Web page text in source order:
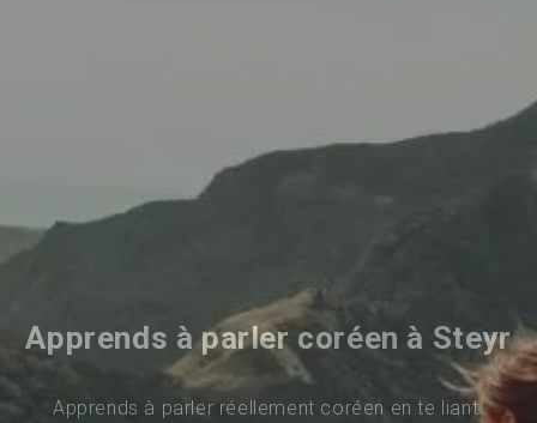
Apprends à parler coréen à Steyr
Apprends à parler réellement coréen en te liant